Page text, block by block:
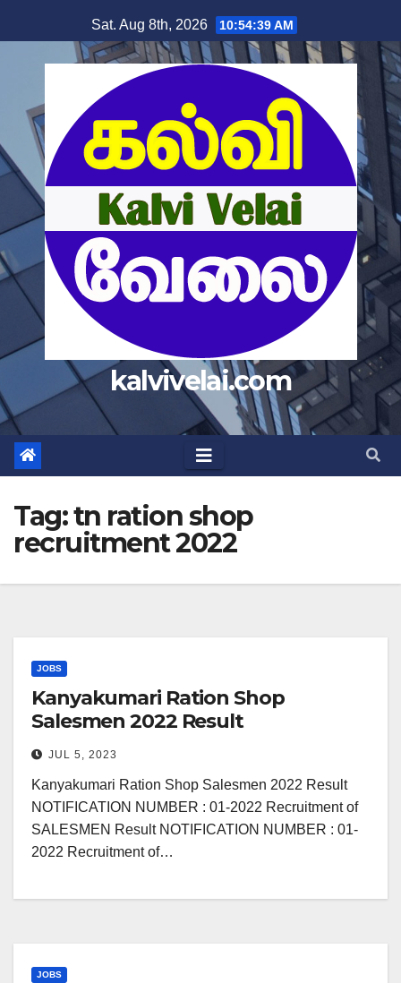
to
content
Sat. Aug 8th, 2026 10:54:39 AM
kalvivelai.com
Tag:tn ration shop
recruitment 2022
JOBS
Kanyakumari Ration Shop
Salesmen 2022 Result
JUL 5, 2023
Kanyakumari Ration Shop Salesmen 2022 Result
NOTIFICATION NUMBER : 01-2022 Recruitment of
SALESMEN Result NOTIFICATION NUMBER : 01-
2022 Recruitment of…
JOBS